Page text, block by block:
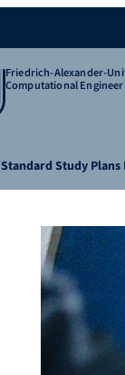
Friedrich-Alexander-
Computational
Standard Study Plans